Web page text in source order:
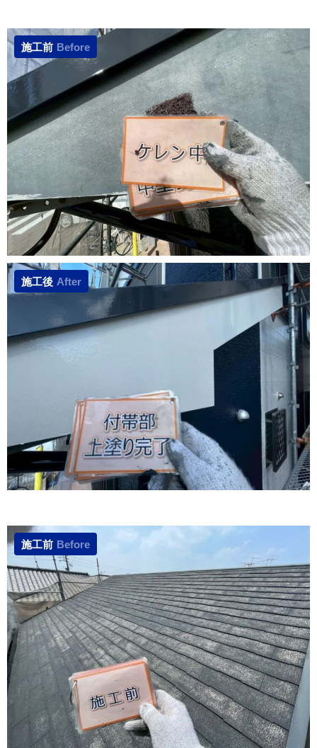
施工前 Before
施工後 After
施工前 Before